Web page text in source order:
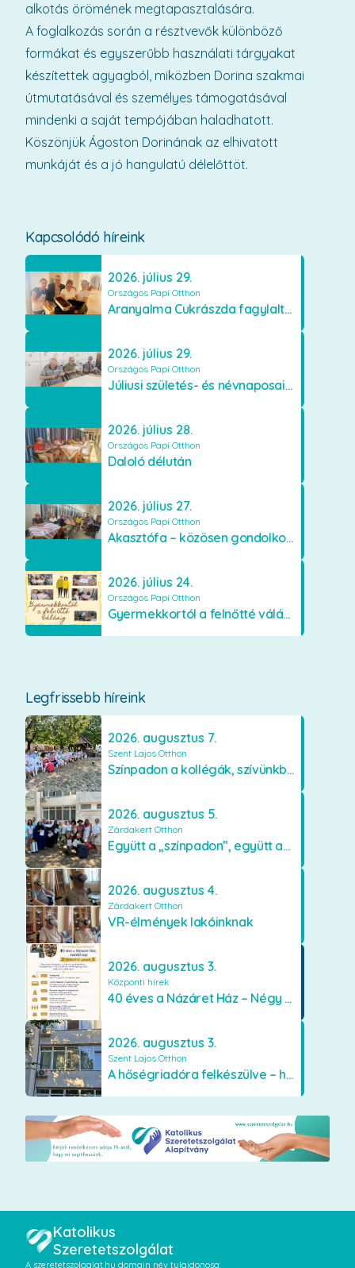
Kapcsolódó híreink
2026. július 29.
Országos Papi Otthon
Aranyalma Cukrászda fagylaltos meglepetés
2026. július 29.
Országos Papi Otthon
Júliusi születés- és névnaposaink
2026. július 28.
Országos Papi Otthon
Daloló délután
2026. július 27.
Országos Papi Otthon
Akasztófa – közösen gondolkodva
2026. július 24.
Országos Papi Otthon
Gyermekkortól a felnőtté válásig
Legfrissebb híreink
2026. augusztus 7.
Szent Lajos Otthon
Színpadon a kollégák, szívünkben a lakók
2026. augusztus 5.
Zárdakert Otthon
Együtt a „színpadon”, együtt az élményekért 🎭✨
2026. augusztus 4.
Zárdakert Otthon
VR-élmények lakóinknak
2026. augusztus 3.
Központi hírek
40 éves a Názáret Ház – Négy évtized szeretetben és gondoskodásban
2026. augusztus 3.
Szent Lajos Otthon
A hőségriadóra felkészülve – hűsítő fejlesztések a Szent Lajos Otthonban
alkotás örömének megtapasztalására.
A foglalkozás során a résztvevők különböző
formákat és egyszerűbb használati tárgyakat
készítettek agyagból, miközben Dorina szakmai
útmutatásával és személyes támogatásával
mindenki a saját tempójában haladhatott.
Köszönjük Ágoston Dorinának az elhivatott
munkáját és a jó hangulatú délelőttöt.
Katolikus
Szeretetszolgálat
A szeretetszolgalat.hu domain név tulajdonosa: